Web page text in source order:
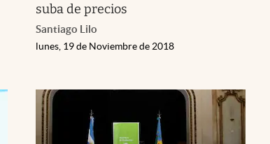
suba de precios
Santiago Lilo
lunes, 19 de Noviembre de 2018